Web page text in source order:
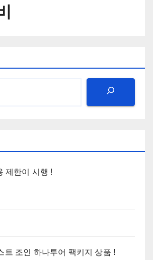
제한이 시행 !
트 조인 하나투어 팩키지 상품 !